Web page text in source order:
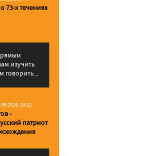
73-х течениях
изучить
говорить...
19:12
-
патриот